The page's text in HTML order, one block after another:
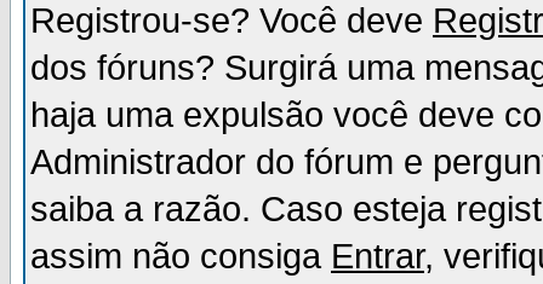
Registrou-se? Você deve
dos fóruns? Surgirá uma
haja uma expulsão você deve
Administrador do fórum e
saiba a razão. Caso esteja
assim não consiga Entrar,